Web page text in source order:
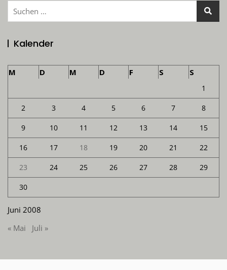
Suchen
Kalender
Juni 2008
M D M D F S S
1
2 3 4 5 6 7 8
9 10 11 12 13 14 15
16 17 18 19 20 21 22
23 24 25 26 27 28 29
30
« Mai Juli »